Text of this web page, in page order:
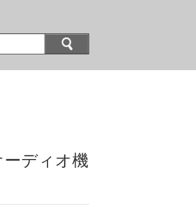
ディオ機